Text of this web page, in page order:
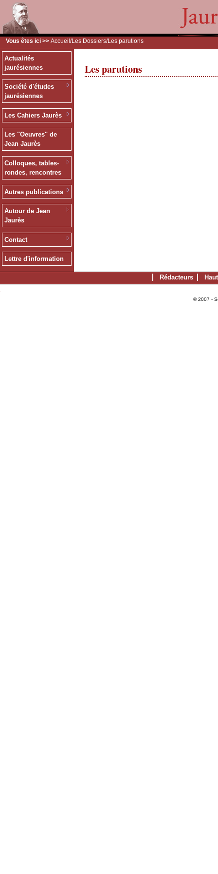
Vous êtes ici >> Accueil /Les Dossiers/Les parutions
Actualités
jaurésiennes
Société d'études
jaurésiennes
Les Cahiers Jaurès
Les "Oeuvres" de
Jean Jaurès
Colloques, tables-
rondes, rencontres
Autres publications
Autour de Jean
Jaurès
Contact
Lettre d'information
Les parutions
Rédacteurs
© 2007 -